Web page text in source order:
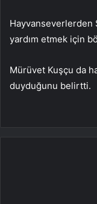
Hayvanseverlerden
yardım etmek için
Mürüvet Kuşçu da
duyduğunu belirtti.